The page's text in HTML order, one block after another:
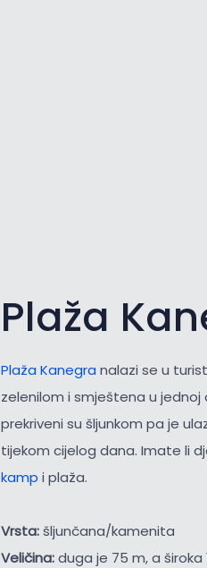
Plaža
Plaža Kanegra nalazi se u
zelenilom i smještena u jednoj
prekriveni su šljunkom pa je
tijekom cijelog dana. Imate li
kamp i plaža.
Vrsta:šljunčana/kamenita
Veličina:duga je 75 m, a široka